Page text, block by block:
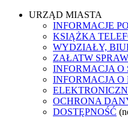
URZĄD MIASTA
INFORMACJE
KSIĄŻKA
WYDZIAŁY,
ZAŁATW
INFORMACJA O
INFORMACJA
OCHRONA
DOSTĘPNOŚĆ